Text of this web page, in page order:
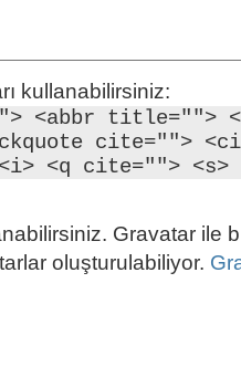
kullanabilirsiniz:
<abbr title="">
cite="">
<i> <q cite="">
Gravatar ile
oluşturulabiliyor.